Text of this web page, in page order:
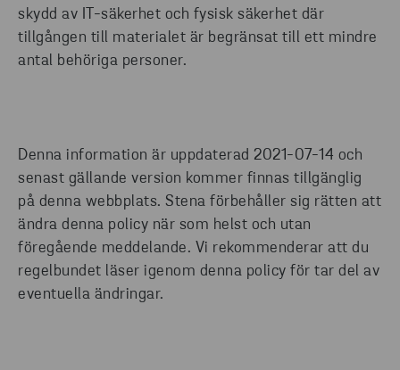
skydd av IT-säkerhet och fysisk säkerhet där
tillgången till materialet är begränsat till ett mindre
antal behöriga personer.
Denna information är uppdaterad 2021-07-14 och
senast gällande version kommer finnas tillgänglig
på denna webbplats. Stena förbehåller sig rätten att
ändra denna policy när som helst och utan
föregående meddelande. Vi rekommenderar att du
regelbundet läser igenom denna policy för tar del av
eventuella ändringar.